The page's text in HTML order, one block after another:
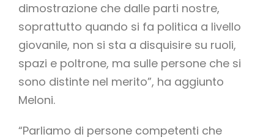
dimostrazione che dalle parti nostre,
soprattutto quando si fa politica a livello
giovanile, non si sta a disquisire su ruoli,
spazi e poltrone, ma sulle persone che si
sono distinte nel merito”, ha aggiunto
Meloni.
“Parliamo di persone competenti che